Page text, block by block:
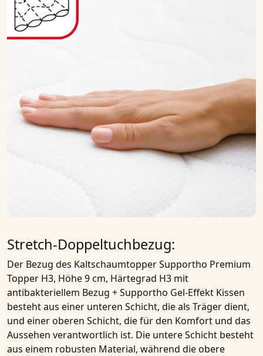
Stretch-Doppeltuchbezug:
Der Bezug des Kaltschaumtopper Supportho Premium
Topper H3, Höhe 9 cm, Härtegrad H3 mit
antibakteriellem Bezug + Supportho Gel-Effekt Kissen
besteht aus einer unteren Schicht, die als Träger dient,
und einer oberen Schicht, die für den Komfort und das
Aussehen verantwortlich ist. Die untere Schicht besteht
aus einem robusten Material, während die obere